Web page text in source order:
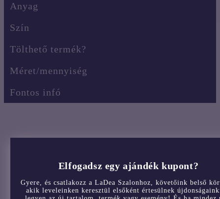
Anyag
Szín
Tölthető termék?
Méret/mennyiség
Fontos infó
Elfogadsz egy ajándék kupont?
Gyere, és csatlakozz a LaDea Szalonhoz, követőink belső
akik leveleinken keresztül elsőként értesülnek